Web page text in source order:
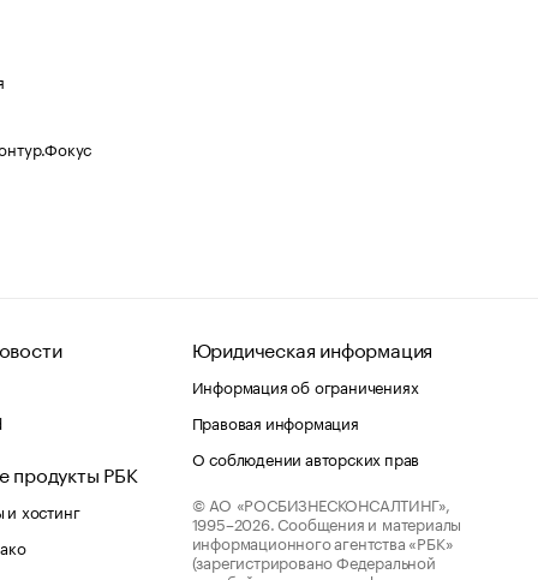
продукты РБК
хостинг
Юридическая информация
Информация об ограничениях
Правовая информация
О соблюдении авторских прав
© АО «РОСБИЗНЕСКОНСАЛТИНГ»,
1995–2026. Сообщения и материалы
информационного агентства «РБК»
(зарегистрировано Федеральной